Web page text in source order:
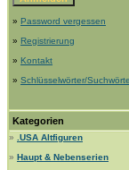
» Password vergessen
» Registrierung
» Kontakt
» Schlüsselwörter/
Kategorien
»
.USA Altfiguren
» Haupt & Nebenserien